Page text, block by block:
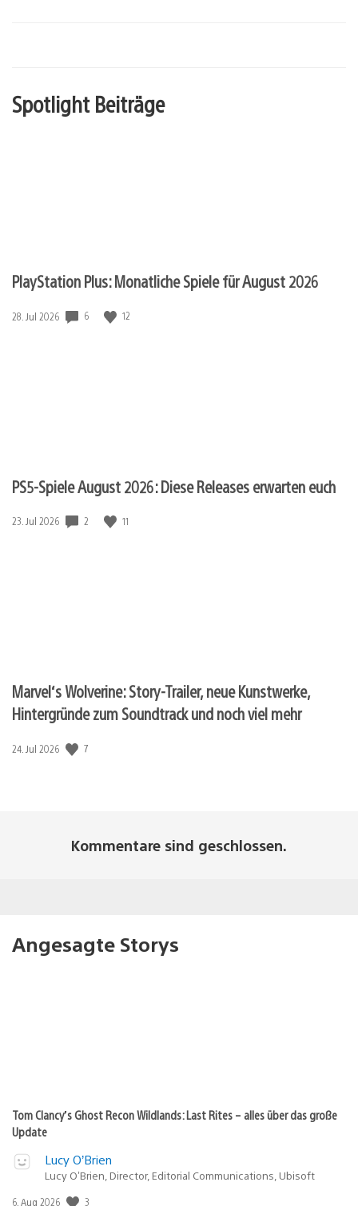
Spotlight Beiträge
PlayStation Plus: Monatliche Spiele für August 2026
Veröffentlichungsdatum:
28. Jul 2026 6 12
PS5-Spiele August 2026: Diese Releases erwarten euch
Veröffentlichungsdatum:
23. Jul 2026 2 11
Marvel‘s Wolverine: Story-Trailer, neue Kunstwerke,
Hintergründe zum Soundtrack und noch viel mehr
Veröffentlichungsdatum:
24. Jul 2026 7
Kommentare sind geschlossen.
Angesagte Storys
Tom Clancy’s Ghost Recon Wildlands: Last Rites – alles über das große
Update
Lucy O’Brien
Lucy O’Brien, Director, Editorial Communications, Ubisoft
Veröffentlichungsdatum:
6. Aug 2026 3